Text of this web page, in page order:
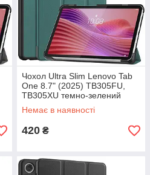
Чохол Ultra Slim Lenovo Tab
One 8.7" (2025) TB305FU,
TB305XU темно-зелений
Немає в наявності
420 ₴